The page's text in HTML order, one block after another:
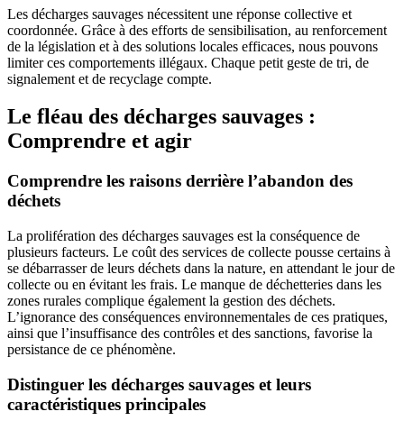
Les décharges sauvages nécessitent une réponse collective et
coordonnée. Grâce à des efforts de sensibilisation, au renforcement
de la législation et à des solutions locales efficaces, nous pouvons
limiter ces comportements illégaux. Chaque petit geste de tri, de
signalement et de recyclage compte.
Le fléau des décharges sauvages :
Comprendre et agir
Comprendre les raisons derrière l’abandon des
déchets
La prolifération des décharges sauvages est la conséquence de
plusieurs facteurs. Le coût des services de collecte pousse certains à
se débarrasser de leurs déchets dans la nature, en attendant le jour de
collecte ou en évitant les frais. Le manque de déchetteries dans les
zones rurales complique également la gestion des déchets.
L’ignorance des conséquences environnementales de ces pratiques,
ainsi que l’insuffisance des contrôles et des sanctions, favorise la
persistance de ce phénomène.
Distinguer les décharges sauvages et leurs
caractéristiques principales